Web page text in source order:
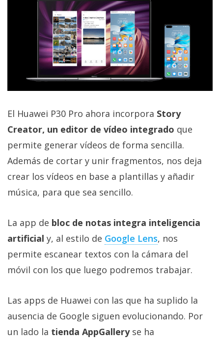
El Huawei P30 Pro ahora incorpora Story
Creator, un editor de vídeo integrado que
permite generar vídeos de forma sencilla.
Además de cortar y unir fragmentos, nos deja
crear los vídeos en base a plantillas y añadir
música, para que sea sencillo.
La app de bloc de notas integra inteligencia
artificial y, al estilo de Google Lens, nos
permite escanear textos con la cámara del
móvil con los que luego podremos trabajar.
Las apps de Huawei con las que ha suplido la
ausencia de Google siguen evolucionando. Por
un lado la tienda AppGalleryse ha